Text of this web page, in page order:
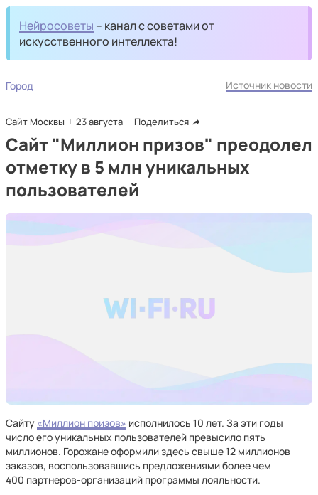
Нейросоветы – канал с советами от
искусственного интеллекта!
Город Источник новости
Сайт Москвы 23 августа Поделиться
Сайт "Миллион призов" преодолел
отметку в 5 млн уникальных
пользователей
Сайту «Миллион призов» исполнилось 10 лет. За эти годы
число его уникальных пользователей превысило пять
миллионов. Горожане оформили здесь свыше 12 миллионов
заказов, воспользовавшись предложениями более чем
400 партнеров-организаций программы лояльности.